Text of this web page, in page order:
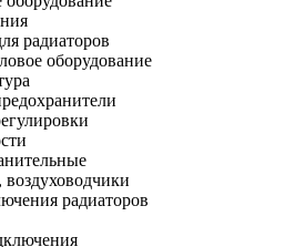
радиаторов
оборудование
радиаторов